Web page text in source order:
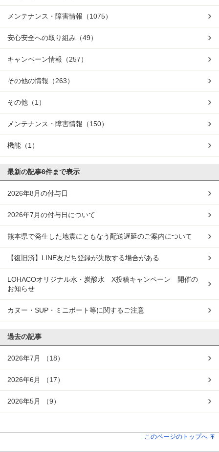
メンテナンス・障害情報 （1075）
安心安全への取り組み （49）
キャンペーン情報 （257）
その他の情報 （263）
その他 （1）
メンテナンス・障害情報 （150）
機能 （1）
最新の記事6件まで表示
2026年8月の付与日
2026年7月の付与日について
熊本県で発生した地震にともなう配送遅延のご案内について
【復旧済】LINE友だち登録が失敗する場合がある
LOHACOオリジナル水・炭酸水 X投稿キャンペーン 開催の
お知らせ
カヌー・SUP・ミニボート等に関するご注意
過去の記事
2026年7月 （18）
2026年6月 （17）
2026年5月 （9）
このページのトップへ